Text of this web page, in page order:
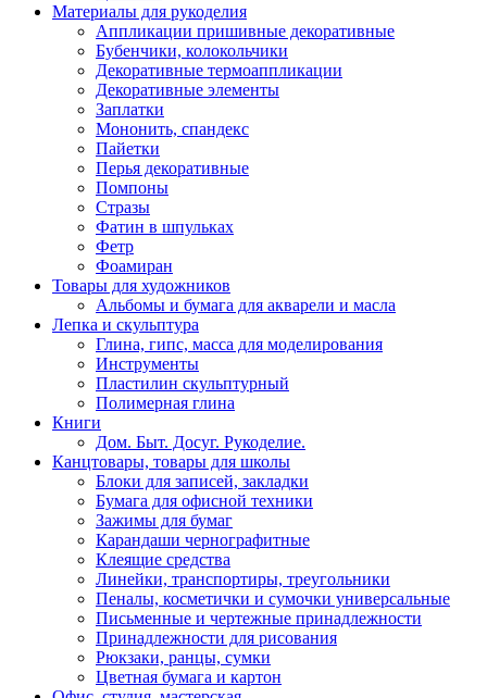
Материалы для рукоделия
Аппликации пришивные декоративные
Бубенчики, колокольчики
Декоративные термоаппликации
Декоративные элементы
Заплатки
Мононить, спандекс
Пайетки
Перья декоративные
Помпоны
Стразы
Фатин в шпульках
Фетр
Фоамиран
Товары для художников
Альбомы и бумага для акварели и масла
Лепка и скульптура
Глина, гипс, масса для моделирования
Инструменты
Пластилин скульптурный
Полимерная глина
Книги
Дом. Быт. Досуг. Рукоделие.
Канцтовары, товары для школы
Блоки для записей, закладки
Бумага для офисной техники
Зажимы для бумаг
Карандаши чернографитные
Клеящие средства
Линейки, транспортиры, треугольники
Пеналы, косметички и сумочки универсальные
Письменные и чертежные принадлежности
Принадлежности для рисования
Рюкзаки, ранцы, сумки
Цветная бумага и картон